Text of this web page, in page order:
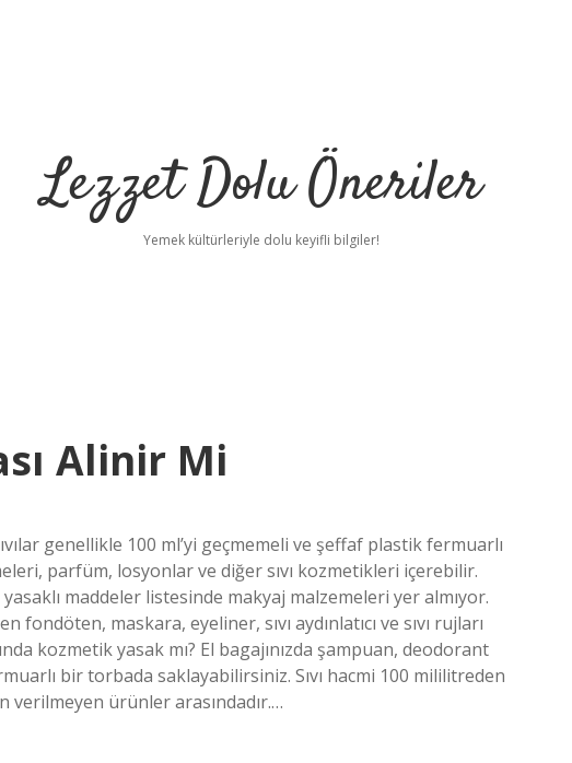
Lezzet Dolu Öneriler
Yemek kültürleriyle dolu keyifli bilgiler!
Alinir Mi
genellikle 100 ml’yi geçmemeli ve şeffaf plastik fermuarlı
parfüm, losyonlar ve diğer sıvı kozmetikleri içerebilir.
maddeler listesinde makyaj malzemeleri yer almıyor.
fondöten, maskara, eyeliner, sıvı aydınlatıcı ve sıvı rujları
kozmetik yasak mı? El bagajınızda şampuan, deodorant
bir torbada saklayabilirsiniz. Sıvı hacmi 100 mililitreden
verilmeyen ürünler arasındadır.…